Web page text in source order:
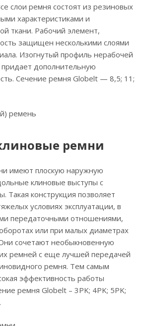
слои ремня состоят из резиновых
характеристиками и
ткани. Рабочий элемент,
защищен несколькими слоями
Изогнутый профиль нерабочей
дополнительную
Сечение ремня Globelt — 8,5; 11;
ремни
имеют плоскую наружную
клиновые выступы с
Такая конструкция позволяет
условиях эксплуатации, в
передаточными отношениями,
или при малых диаметрах
сочетают необыкновенную
ремней с еще лучшей передачей
ремня. Тем самым
эффективность работы
ремня Globelt – 3PK; 4PK; 5PK;